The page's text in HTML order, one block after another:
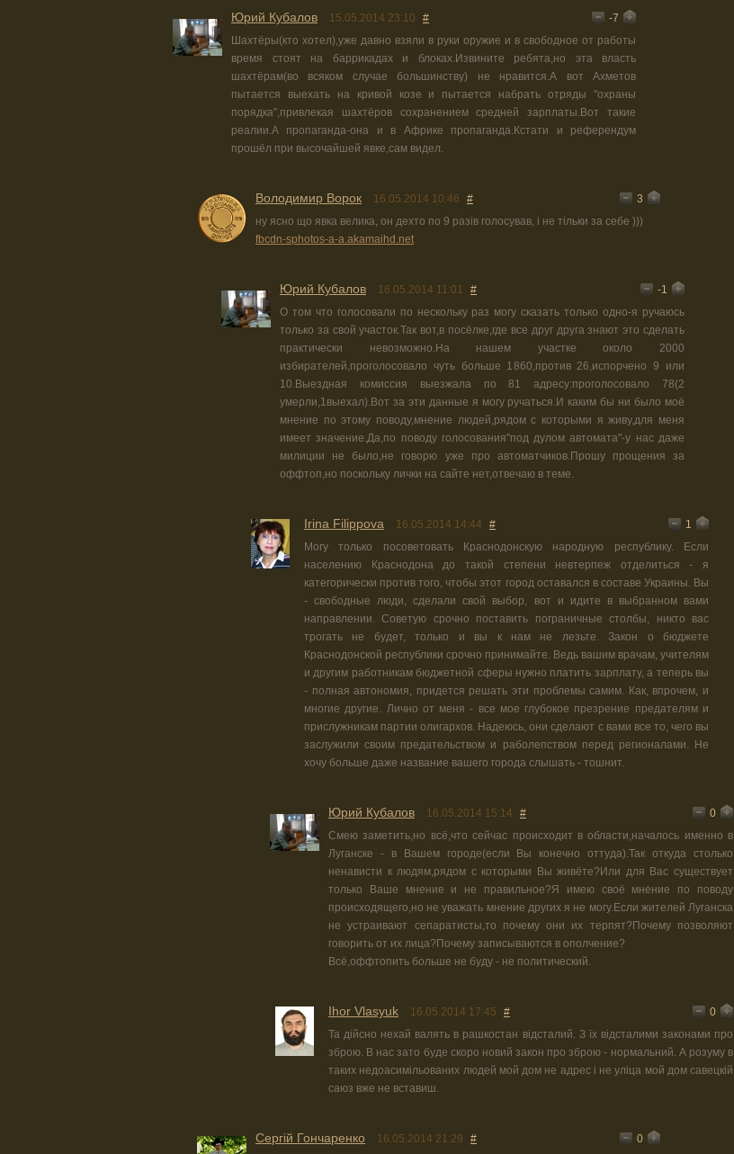
Юрий Кубалов 15.05.2014 23:10 #
-7
Шахтёры(кто хотел),уже давно взяли в руки оружие и в свободное от работы
время стоят на баррикадах и блоках.Извините ребята,но эта власть
шахтёрам(во всяком случае большинству) не нравится.А вот Ахметов
пытается выехать на кривой козе и пытается набрать отряды "охраны
порядка",привлекая шахтёров сохранением средней зарплаты.Вот такие
реалии.А пропаганда-она и в Африке пропаганда.Кстати и референдум
прошёл при высочайшей явке,сам видел.
Володимир Ворок 16.05.2014 10:46 #
3
ну ясно що явка велика, он дехто по 9 разів голосував, і не тільки за себе )))
fbcdn-sphotos-a-a.akamaihd.net
Юрий Кубалов 16.05.2014 11:01 #
-1
О том что голосовали по нескольку раз могу сказать только одно-я ручаюсь
только за свой участок.Так вот,в посёлке,где все друг друга знают это сделать
практически невозможно.На нашем участке около 2000
избирателей,проголосовало чуть больше 1860,против 26,испорчено 9 или
10.Выездная комиссия выезжала по 81 адресу:проголосовало 78(2
умерли,1выехал).Вот за эти данные я могу ручаться.И каким бы ни было моё
мнение по этому поводу,мнение людей,рядом с которыми я живу,для меня
имеет значение.Да,по поводу голосования"под дулом автомата"-у нас даже
милиции не было,не говорю уже про автоматчиков.Прошу прощения за
оффтоп,но поскольку лички на сайте нет,отвечаю в теме.
Irina Filippova 16.05.2014 14:44 #
1
Могу только посоветовать Краснодонскую народную республику. Если
населению Краснодона до такой степени невтерпеж отделиться - я
категорически против того, чтобы этот город оставался в составе Украины. Вы
- свободные люди, сделали свой выбор, вот и идите в выбранном вами
направлении. Советую срочно поставить пограничные столбы, никто вас
трогать не будет, только и вы к нам не лезьте. Закон о бюджете
Краснодонской республики срочно принимайте. Ведь вашим врачам, учителям
и другим работникам бюджетной сферы нужно платить зарплату, а теперь вы
- полная автономия, придется решать эти проблемы самим. Как, впрочем, и
многие другие. Лично от меня - все мое глубокое презрение предателям и
прислужникам партии олигархов. Надеюсь, они сделают с вами все то, чего вы
заслужили своим предательством и раболепством перед регионалами. Не
хочу больше даже название вашего города слышать - тошнит.
Юрий Кубалов 16.05.2014 15:14 #
0
Смею заметить,но всё,что сейчас происходит в области,началось именно в
Луганске - в Вашем городе(если Вы конечно оттуда).Так откуда столько
ненависти к людям,рядом с которыми Вы живёте?Или для Вас существует
только Ваше мнение и не правильное?Я имею своё мнение по поводу
происходящего,но не уважать мнение других я не могу.Если жителей Луганска
не устраивают сепаратисты,то почему они их терпят?Почему позволяют
говорить от их лица?Почему записываются в ополчение?
Всё,оффтопить больше не буду - не политический.
Ihor Vlasyuk 16.05.2014 17:45 #
0
Та дійсно нехай валять в рашкостан відсталий. З їх відсталими законами про
зброю. В нас зато буде скоро новий закон про зброю - нормальний. А розуму в
таких недоасимільованих людей мой дом не адрес і не уліца мой дом савецкій
саюз вже не вставиш.
Сергій Гончаренко 16.05.2014 21:29 # 0